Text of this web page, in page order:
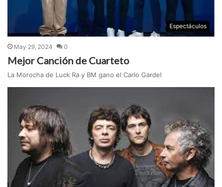
Espectáculos
May 29, 2024 0
Mejor Canción de Cuarteto
La Morocha de Luck Ra y BM gano el Carlo Gardel